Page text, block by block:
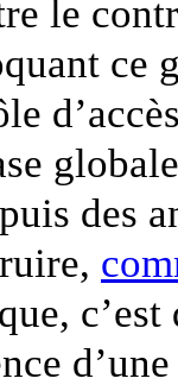
le
ce
des